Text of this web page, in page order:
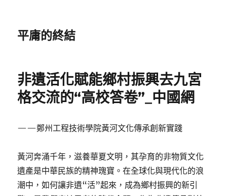
平庸的終結
非遺活化賦能鄉村振興去九宮
格交流的“高校答卷”_中國網
——鄭州工程技術學院黃河文化傳承創新實踐
黃河奔涌千年，滋養華夏文明，其孕育的非物質文化
遺產是中華民族的精神瑰寶。在全球化與現代化的浪
潮中，如何讓非遺“活”起來，成為鄉村振興的新引